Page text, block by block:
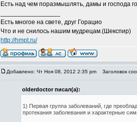
Есть над чем поразмышлять, дамы и господа
Есть многое на свете, друг Горацио
Что и не снилось нашим мудрецам.(Шекспир)
http://hmpt.ru/
Добавлено: Чт Ноя 08, 2012 2:35 pm Заголовок
olderdoctor писал(а):
1) Первая группа заболеваний, где
протекания заболевания и характерные